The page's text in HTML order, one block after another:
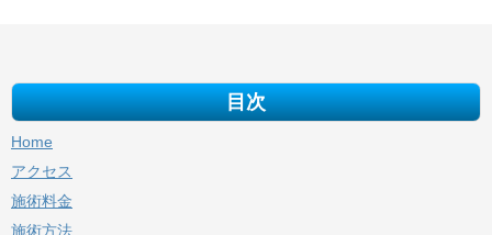
目次
Home
アクセス
施術料金
施術方法